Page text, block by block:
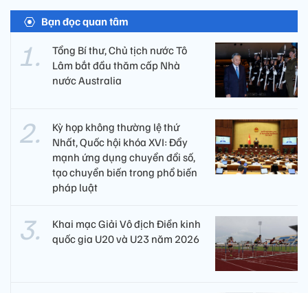
Bạn đọc quan tâm
Tổng Bí thư, Chủ tịch nước Tô
Lâm bắt đầu thăm cấp Nhà
nước Australia
Kỳ họp không thường lệ thứ
Nhất, Quốc hội khóa XVI: Đẩy
mạnh ứng dụng chuyển đổi số,
tạo chuyển biến trong phổ biến
pháp luật
Khai mạc Giải Vô địch Điền kinh
quốc gia U20 và U23 năm 2026